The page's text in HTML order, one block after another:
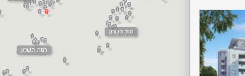
הוד השרון
רמת השרון